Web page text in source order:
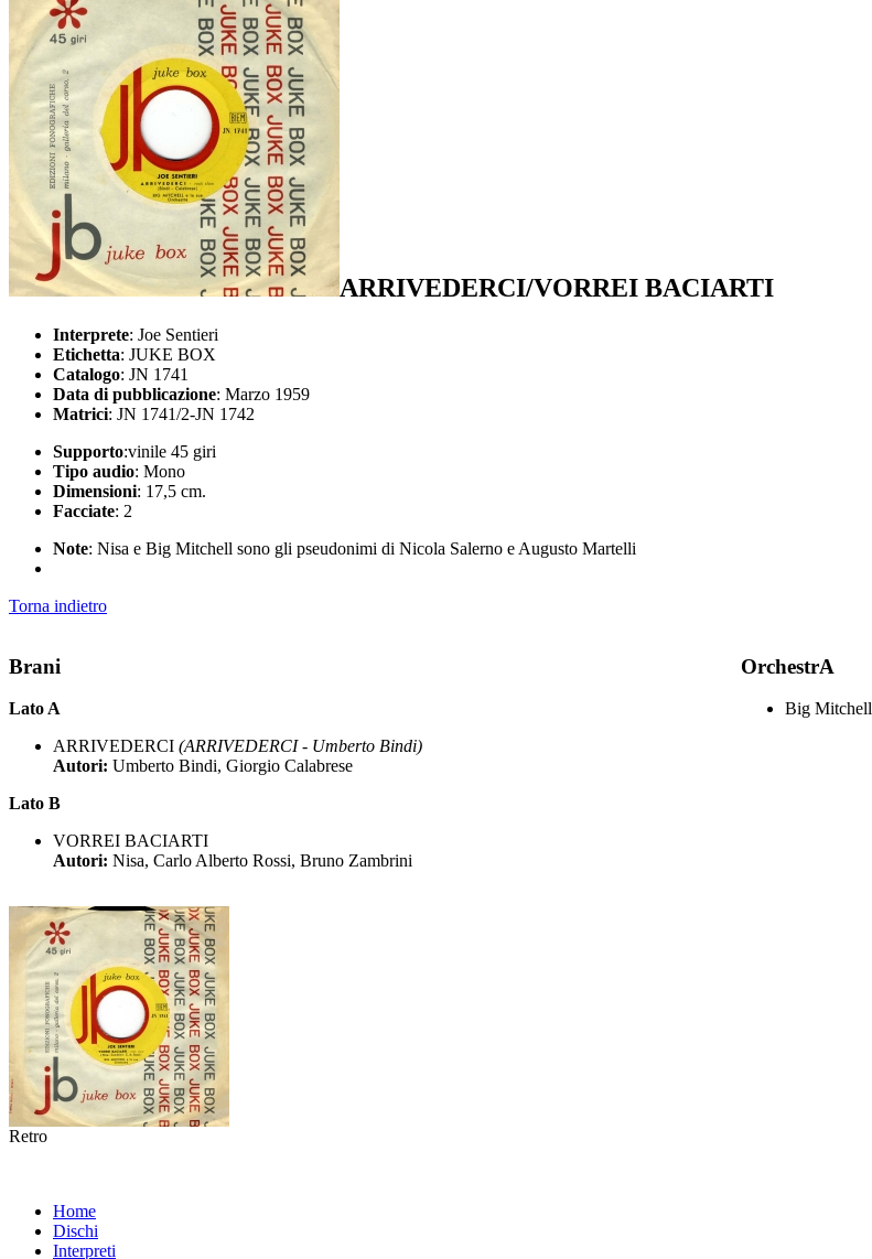
ARRIVEDERCI/VORREI BACIARTI
Interprete: Joe Sentieri
Etichetta: JUKE BOX
Catalogo: JN 1741
Data di pubblicazione: Marzo 1959
Matrici: JN 1741/2-JN 1742
Supporto:vinile 45 giri
Tipo audio: Mono
Dimensioni: 17,5 cm.
Facciate: 2
Note: Nisa e Big Mitchell sono gli pseudonimi di Nicola Salerno e Augusto Martelli
Torna indietro
Brani
Lato A
ARRIVEDERCI (ARRIVEDERCI - Umberto Bindi)
Autori: Umberto Bindi, Giorgio Calabrese
Lato B
VORREI BACIARTI
Autori: Nisa, Carlo Alberto Rossi, Bruno Zambrini
OrchestrA
Big Mitchell
Retro
Home
Dischi
Interpreti